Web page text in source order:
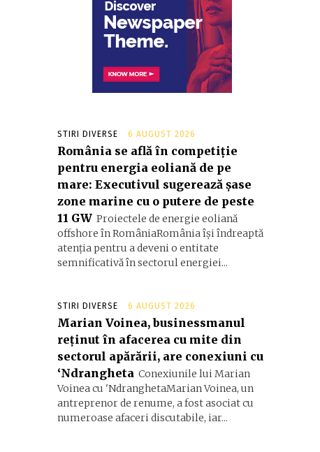
STIRI DIVERSE 6 AUGUST 2026
România se află în competiție
pentru energia eoliană de pe
mare: Executivul sugerează șase
zone marine cu o putere de peste
11 GW Proiectele de energie eoliană
offshore în RomâniaRomânia își îndreaptă
atenția pentru a deveni o entitate
semnificativă în sectorul energiei...
STIRI DIVERSE 6 AUGUST 2026
Marian Voinea, businessmanul
reținut în afacerea cu mite din
sectorul apărării, are conexiuni cu
‘Ndrangheta Conexiunile lui Marian
Voinea cu 'NdranghetaMarian Voinea, un
antreprenor de renume, a fost asociat cu
numeroase afaceri discutabile, iar...